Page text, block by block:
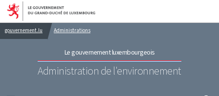
Aller au menu principal
Aller au contenu
gouvernement.lu Administrations
Le gouvernement luxembourgeois
Administration de l'environnement